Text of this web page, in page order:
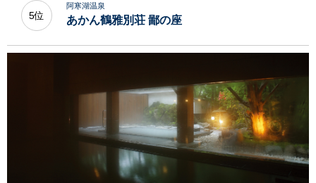
5位
阿寒湖温泉
あかん鶴雅別荘 鄙の座